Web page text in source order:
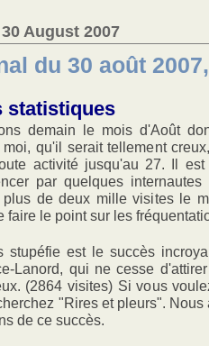
August 2007
du 30 août
statistiques
demain le mois d'Août
moi, qu'il serait tellement
activité jusqu'au 27. Il
par quelques
de deux mille visites le
faire le point sur les
stupéfie est le succès
Lanord, qui ne cesse
(2864 visites) Si vous
"Rires et pleurs".
de ce succès.